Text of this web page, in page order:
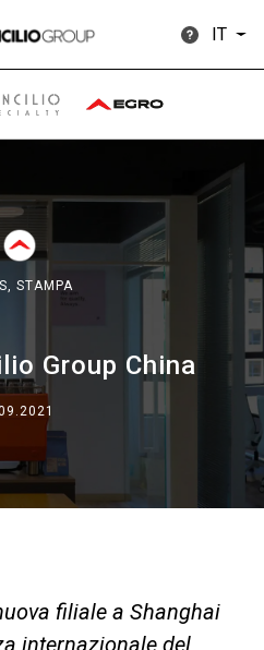
IT
STAMPA
Group China
filiale a Shanghai
internazionale del
Altro